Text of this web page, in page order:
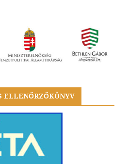
ELLENŐRZŐKÖNYV